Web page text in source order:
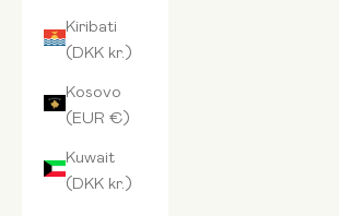
Kiribati
(DKK kr.)
Kosovo
(EUR €)
Kuwait
(DKK kr.)